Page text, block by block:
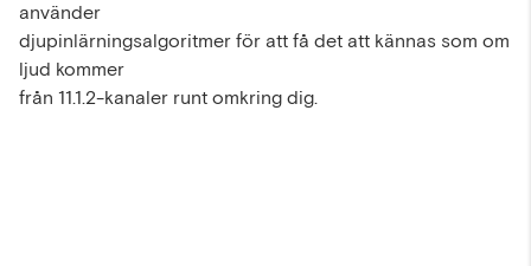
använder
djupinlärningsalgoritmer för att få det att kännas som om
ljud kommer
från 11.1.2-kanaler runt omkring dig.